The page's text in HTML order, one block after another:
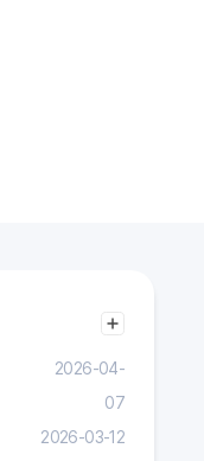
2026-04-
07
2026-03-12